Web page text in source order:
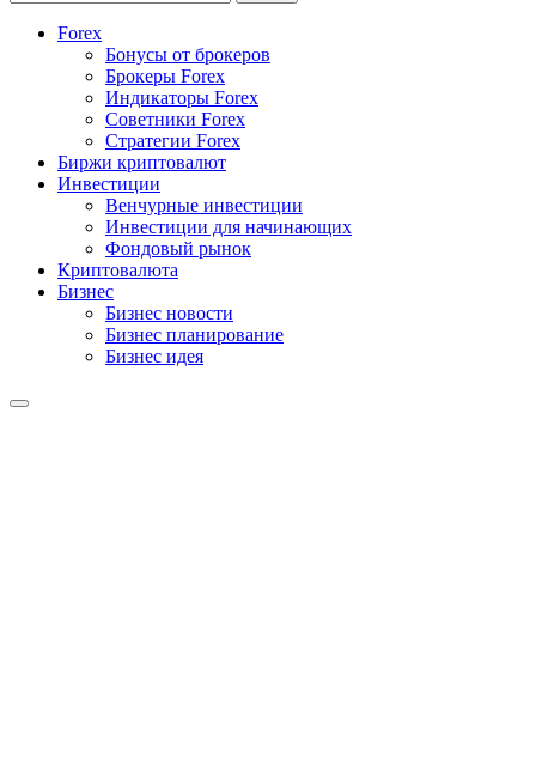
Forex
Бонусы от брокеров
Брокеры Forex
Индикаторы Forex
Советники Forex
Стратегии Forex
Биржи криптовалют
Инвестиции
Венчурные инвестиции
Инвестиции для начинающих
Фондовый рынок
Криптовалюта
Бизнес
Бизнес новости
Бизнес планирование
Бизнес идея